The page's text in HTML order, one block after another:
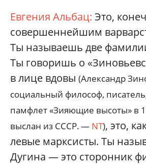
Евгения Альбац: Это,
совершеннейшим
Ты называешь две
Ты говоришь о
в лице вдовы (Александр
социальный философ,
памфлет «Зияющие высоты» в
выслан из СССР. — NT), это,
левые марксисты. Ты
Дугина — это сторонник